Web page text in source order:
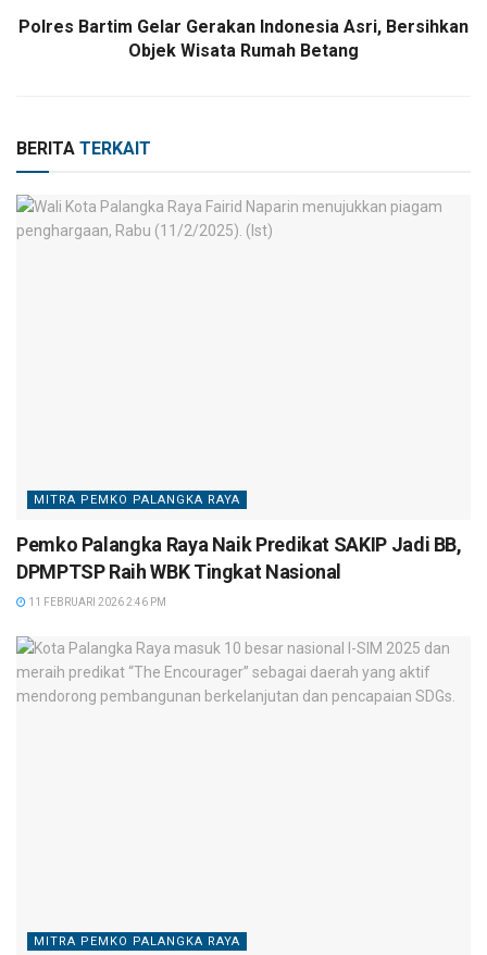
Polres Bartim Gelar Gerakan Indonesia Asri, Bersihkan
Objek Wisata Rumah Betang
BERITA TERKAIT
MITRA PEMKO PALANGKA RAYA
Pemko Palangka Raya Naik Predikat SAKIP Jadi BB,
DPMPTSP Raih WBK Tingkat Nasional
11 FEBRUARI 2026 2:46 PM
MITRA PEMKO PALANGKA RAYA